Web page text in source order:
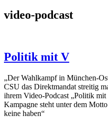
video-podcast
Politik mit V
„Der Wahlkampf in München-
CSU das Direktmandat streitig
ihrem Video-Podcast „Politik
Kampagne steht unter dem
keine haben“